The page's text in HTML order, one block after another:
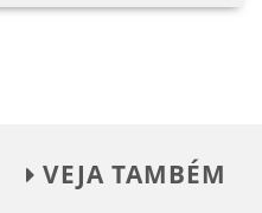
VEJA TAMBÉM